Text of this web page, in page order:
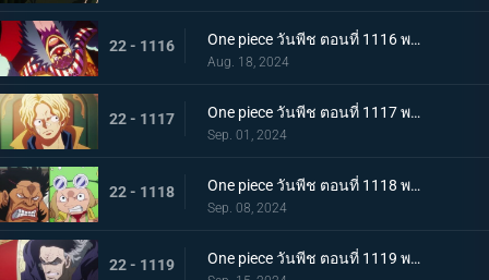
22 - 1116 One piece วันพีช ตอนที่ 1116 พากย์ไทย ไปรับมันกันเถอะ! คำประกาศใหญ่ของ Buggy
Aug. 18, 2024
22 - 1117 One piece วันพีช ตอนที่ 1117 พากย์ไทย ซาโบกลับมา - ความจริงอันน่าตกตะลึงที่ต้องบอก!
Sep. 01, 2024
22 - 1118 One piece วันพีช ตอนที่ 1118 พากย์ไทย ดินแดนศักดิ์สิทธิ์ในความวุ่นวาย! การโจมตีเต็มกำลังของ Sai และ Leo!
Sep. 08, 2024
22 - 1119 One piece วันพีช ตอนที่ 1119 พากย์ไทย ข้อความที่ได้รับมอบหมาย! การตัดสินใจของงูจงอาง